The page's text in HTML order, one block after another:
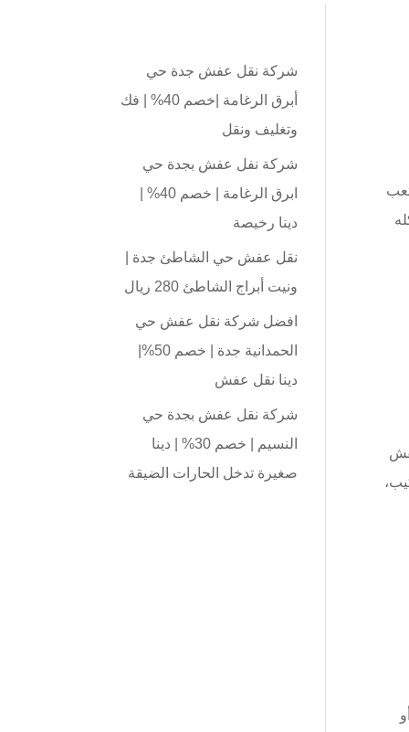
متعب
شركة نقل عفش جدة حي
أبرق الرغامة |خصم 40% | فك
وتغليف ونقل
شركة نفل عفش بجدة حي
ابرق الرغامة | خصم 40% |
دينا رخيصة
نقل عفش حي الشاطئ جدة |
ونيت أبراج الشاطئ 280 ريال
افضل شركة نقل عفش حي
الحمدانية جدة | خصم 50%|
دينا نقل عفش
شركة نقل عفش بجدة حي
النسيم | خصم 30% | دينا
صغيرة تدخل الحارات الضيقة